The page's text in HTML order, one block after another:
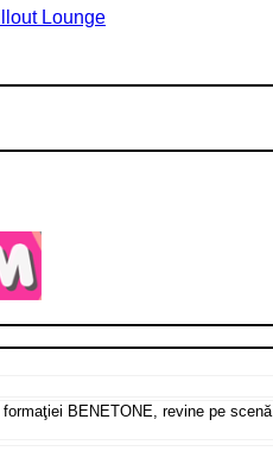
Lounge
BENETONE, revine pe scenă